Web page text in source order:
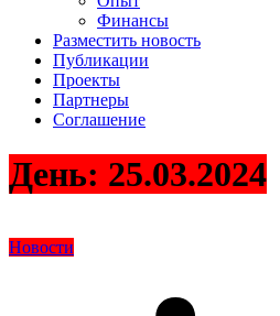
Финансы
Разместить новость
Публикации
Проекты
Партнеры
Соглашение
День: 25.03.2024
Новости